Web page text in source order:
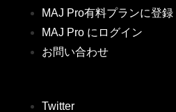
MAJ Pro有料プランに登録
MAJ Pro にログイン
お問い合わせ
Twitter